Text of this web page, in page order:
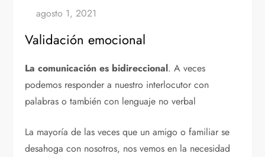
Validación emocional
La comunicación es bidireccional. A veces
podemos responder a nuestro interlocutor con
palabras o también con lenguaje no verbal
La mayoría de las veces que un amigo o familiar se
desahoga con nosotros, nos vemos en la necesidad